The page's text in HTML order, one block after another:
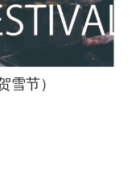
雪节）